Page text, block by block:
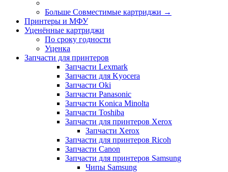
Больше Совместимые картриджи →
Принтеры и МФУ
Уценённые картриджи
По сроку годности
Уценка
Запчасти для принтеров
Запчасти Lexmark
Запчасти для Kyocera
Запчасти Oki
Запчасти Panasonic
Запчасти Koniсa Minolta
Запчасти Toshiba
Запчасти для принтеров Xerox
Запчасти Xerox
Запчасти для принтеров Ricoh
Запчасти Canon
Запчасти для принтеров Samsung
Чипы Samsung